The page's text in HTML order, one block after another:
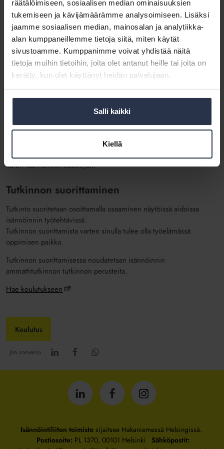
räätälöimiseen, sosiaalisen median ominaisuuksien
tukemiseen ja kävijämäärämme analysoimiseen. Lisäksi
jaamme sosiaalisen median, mainosalan ja analytiikka-
alan kumppaneillemme tietoja siitä, miten käytät
sivustoamme. Kumppanimme voivat yhdistää näitä
tietoja muihin tietoihin, joita olet antanut heille tai joita on
kerätty, kun olet käyttänyt heidän palvelujaan.
Salli kaikki
Kiellä
Koulutuksen tavoite
Koulutuksen tavoitteena on suorittaa isännöinnin ammattitutkinto,
jolloin saat valmiudet toimia isännöinnin tehtävissä valitulla
erikoistumisalueella. Sinun on mahdollisuus suorittaa myös
yksittäinen tutkinnon osa.
Koulutuksen toteutus
omaehtoisena koulutuksena. Myös etäosallistuminen on
mahdollista. Saat opintojen ajaksi käyttöösi kattavan valikoiman
Kiinteistömedian isännöintiin liittyviä tietoteoksia verkkokirjoina
kuten Isännöinnin käsikirjan.
Tutkinnon suorittaminen
Tutkinto suoritetaan osoittamalla osaaminen näytöissä aidoissa
isännöinnin työtehtävissä.
Tutkinnon suorittamista varten sinulla tulee olla työelämässä
oppimisen paikka.
Tutkinnon suorittamisessa noudatetaan isännöinnin
ammattitutkinnon tutkinnon perusteita.
Hae koulutukseen
Koulutus
Jaa somessa
Isännöintiliitto
LinkedInissä
Isännöintiliitto
Facebookissa
Isännöintiliitto
Instagrammissa
Isännöintiliiton toimistosijaitsee Hakaniemessä Helsingissä.
Postiosoite: PL 1370, 00101 Helsinki Sähköpostit: